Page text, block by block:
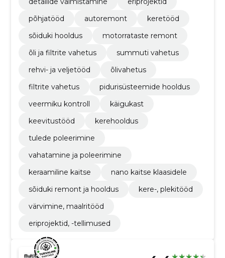
põhjatööd
autoremont
keretööd
sõiduki hooldus
motorrataste remont
õli ja filtrite vahetus
summuti vahetus
rehvi- ja veljetööd
õlivahetus
filtrite vahetus
pidurisüsteemide hooldus
veermiku kontroll
käigukast
keevitustööd
kerehooldus
tulede poleerimine
vahatamine ja poleerimine
keraamiline kaitse
nano kaitse klaasidele
sõiduki remont ja hooldus
kere-, plekitööd
värvimine, maalritööd
eriprojektid, -tellimused